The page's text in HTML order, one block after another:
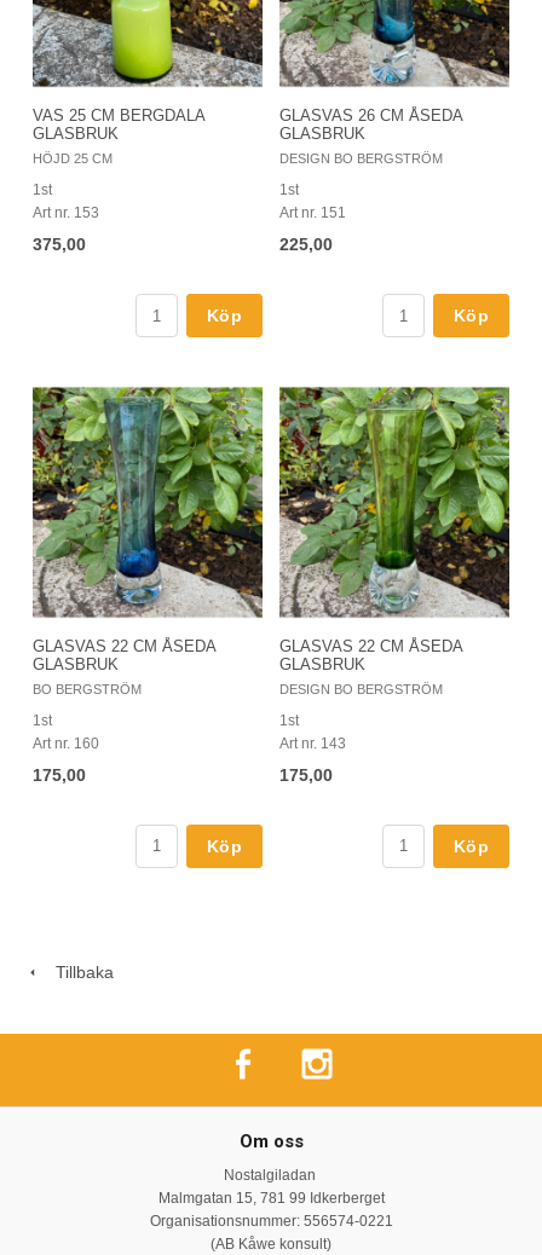
VAS 25 CM BERGDALA
GLASBRUK
HÖJD 25 CM
1st
Art nr. 153
375,00
Köp
GLASVAS 26 CM ÅSEDA
GLASBRUK
DESIGN BO BERGSTRÖM
1st
Art nr. 151
225,00
Köp
GLASVAS 22 CM ÅSEDA
GLASBRUK
BO BERGSTRÖM
1st
Art nr. 160
175,00
Köp
GLASVAS 22 CM ÅSEDA
GLASBRUK
DESIGN BO BERGSTRÖM
1st
Art nr. 143
175,00
Köp
Tillbaka
Om oss
Nostalgiladan
Malmgatan 15, 781 99 Idkerberget
Organisationsnummer: 556574-0221
(AB Kåwe konsult)